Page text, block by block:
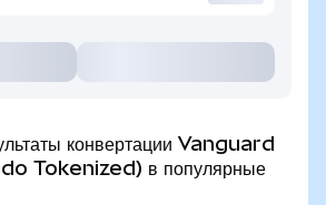
конвертации Vanguard
Tokenized) в популярные